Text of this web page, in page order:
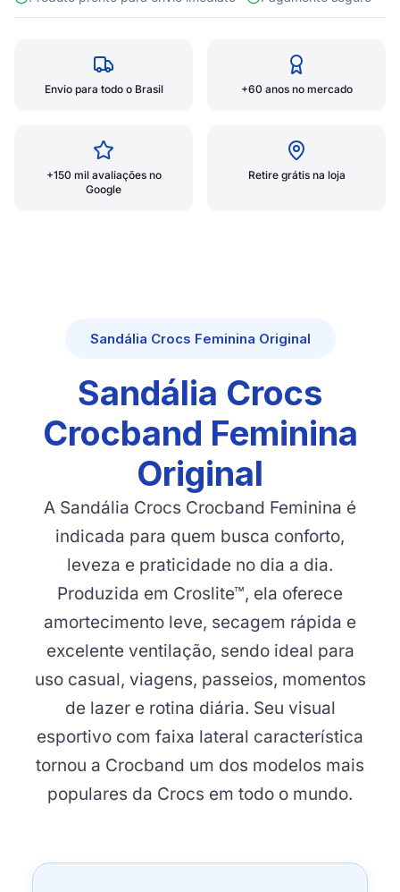
Envio para todo o Brasil +60 anos no mercado
+150 mil avaliações no
Google
Retire grátis na loja
Sandália Crocs Feminina Original
Sandália Crocs
Crocband Feminina
Original
A Sandália Crocs Crocband Feminina é
indicada para quem busca conforto,
leveza e praticidade no dia a dia.
Produzida em Croslite™, ela oferece
amortecimento leve, secagem rápida e
excelente ventilação, sendo ideal para
uso casual, viagens, passeios, momentos
de lazer e rotina diária. Seu visual
esportivo com faixa lateral característica
tornou a Crocband um dos modelos mais
populares da Crocs em todo o mundo.